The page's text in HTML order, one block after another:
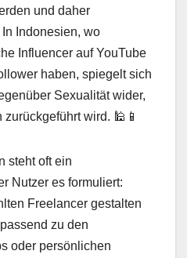
und daher
Indonesien, wo
Influencer auf YouTube
haben, spiegelt sich
Sexualität wider,
wird. 🕌📱
steht oft ein
Nutzer es formuliert:
Freelancer gestalten
zu den
oder persönlichen